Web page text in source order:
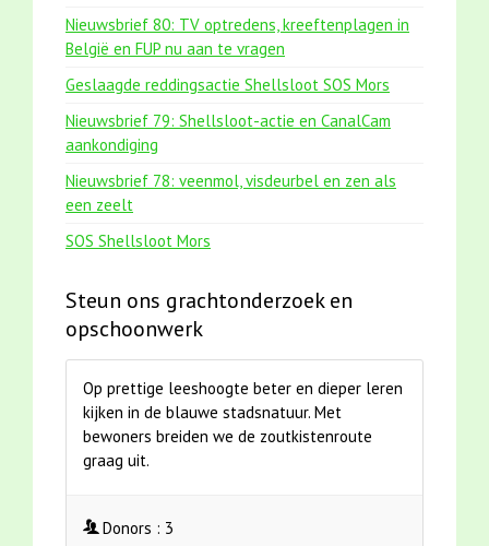
Nieuwsbrief 80: TV optredens, kreeftenplagen in
België en FUP nu aan te vragen
Geslaagde reddingsactie Shellsloot SOS Mors
Nieuwsbrief 79: Shellsloot-actie en CanalCam
aankondiging
Nieuwsbrief 78: veenmol, visdeurbel en zen als
een zeelt
SOS Shellsloot Mors
Steun ons grachtonderzoek en
opschoonwerk
Op prettige leeshoogte beter en dieper leren
kijken in de blauwe stadsnatuur. Met
bewoners breiden we de zoutkistenroute
graag uit.
Donors : 3